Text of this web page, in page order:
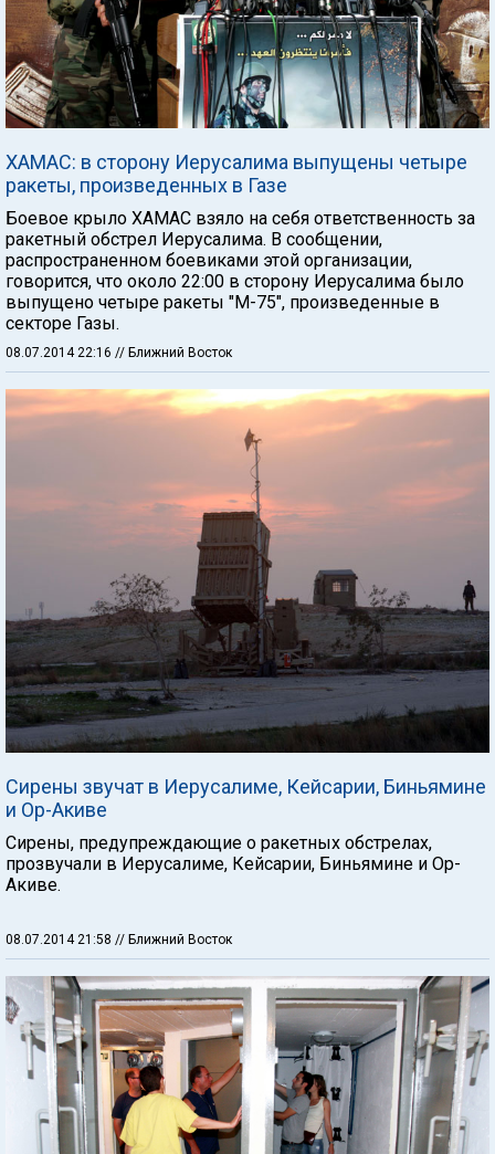
ХАМАС: в сторону Иерусалима выпущены четыре
ракеты, произведенных в Газе
Боевое крыло ХАМАС взяло на себя ответственность за
ракетный обстрел Иерусалима. В сообщении,
распространенном боевиками этой организации,
говорится, что около 22:00 в сторону Иерусалима было
выпущено четыре ракеты "М-75", произведенные в
секторе Газы.
08.07.2014 22:16 // Ближний Восток
Сирены звучат в Иерусалиме, Кейсарии, Биньямине
и Ор-Акиве
Сирены, предупреждающие о ракетных обстрелах,
прозвучали в Иерусалиме, Кейсарии, Биньямине и Ор-
Акиве.
08.07.2014 21:58 // Ближний Восток